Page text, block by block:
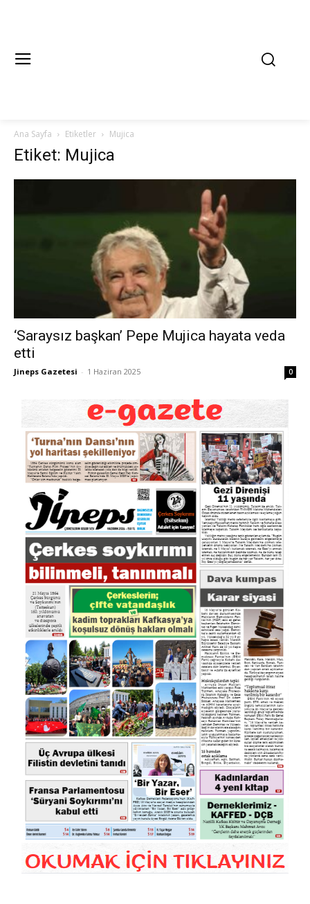
Ana Sayfa Etiketler Mujica
Etiket: Mujica
‘Saraysız başkan’ Pepe Mujica hayata veda
etti
Jineps Gazetesi - 1 Haziran 2025 0